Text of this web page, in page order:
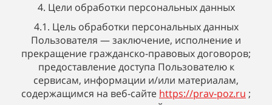
4. Цели обработки персональных данных
4.1. Цель обработки персональных данных
Пользователя — заключение, исполнение и
прекращение гражданско-правовых договоров;
предоставление доступа Пользователю к
сервисам, информации и/или материалам,
содержащимся на веб-сайте https://prav-poz.ru ;